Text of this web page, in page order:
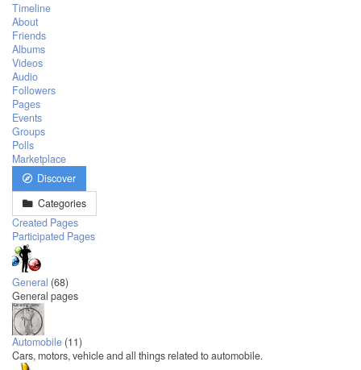
Timeline
About
Friends
Albums
Videos
Audio
Followers
Pages
Events
Groups
Polls
Marketplace
Discover
Categories
Created Pages
Participated Pages
General (68)
General pages
Automobile (11)
Cars, motors, vehicle and all things related to automobile.